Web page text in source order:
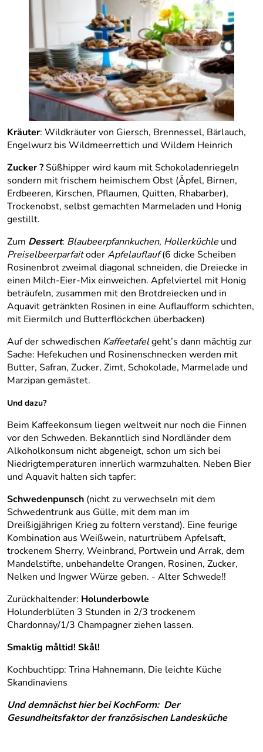
Kräuter: Wildkräuter von Giersch, Brennessel, Bärlauch,
Engelwurz bis Wildmeerrettich und Wildem Heinrich
Zucker ?Süßhipper wird kaum mit Schokoladenriegeln
sondern mit frischem heimischem Obst (Äpfel, Birnen,
Erdbeeren, Kirschen, Pflaumen, Quitten, Rhabarber),
Trockenobst, selbst gemachten Marmeladen und Honig
gestillt.
Zum Dessert: Blaubeerpfannkuchen, Hollerküchle und
PreiselbeerparfaitoderApfelauflauf(6 dicke Scheiben
Rosinenbrot zweimal diagonal schneiden, die Dreiecke in
einen Milch-Eier-Mix einweichen. Apfelviertel mit Honig
beträufeln, zusammen mit den Brotdreiecken und in
Aquavit getränkten Rosinen in eine Auflaufform schichten,
mit Eiermilch und Butterflöckchen überbacken)
Auf der schwedischen Kaffeetafelgeht’s dann mächtig zur
Sache: Hefekuchen und Rosinenschnecken werden mit
Butter, Safran, Zucker, Zimt, Schokolade, Marmelade und
Marzipan gemästet.
Und dazu?
Beim Kaffeekonsum liegen weltweit nur noch die Finnen
vor den Schweden. Bekanntlich sind Nordländer dem
Alkoholkonsum nicht abgeneigt, schon um sich bei
Niedrigtemperaturen innerlich warmzuhalten. Neben Bier
und Aquavit halten sich tapfer:
Schwedenpunsch (nicht zu verwechseln mit dem
Schwedentrunk aus Gülle, mit dem man im
Dreißigjährigen Krieg zu foltern verstand). Eine feurige
Kombination aus Weißwein, naturtrübem Apfelsaft,
trockenem Sherry, Weinbrand, Portwein und Arrak, dem
Mandelstifte, unbehandelte Orangen, Rosinen, Zucker,
Nelken und Ingwer Würze geben. - Alter Schwede!!
Zurückhaltender: Holunderbowle
Holunderblüten 3 Stunden in 2/3 trockenem
Chardonnay/1/3 Champagner ziehen lassen.
Smaklig måltid! Skål!
Kochbuchtipp: Trina Hahnemann, Die leichte Küche
Skandinaviens
Und demnächst hier bei KochForm: Der
Gesundheitsfaktor der französischen Landesküche